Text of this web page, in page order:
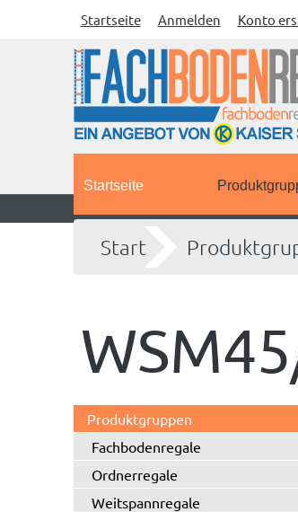
Startseite Anmelden Konto
Startseite
Start
Produktgruppen
Fachbodenregale
Ordnerregale
Weitspannregale